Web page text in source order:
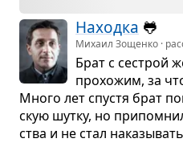
Находка 🐸
Михаил Зощенко ·
Брат с сестрой
про­хо­жим, за
Много лет спу­стя брат
скую шутку, но
ства и не стал